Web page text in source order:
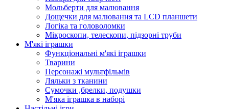
Мольберти для малювання
Дощечки для малювання та LCD планшети
Логіка та головоломки
Мікроскопи, телескопи, підзорні труби
М'які іграшки
Функціональні м'які іграшки
Тварини
Персонажі мультфільмів
Ляльки з тканини
Сумочки ,брелки, подушки
М'яка іграшка в наборі